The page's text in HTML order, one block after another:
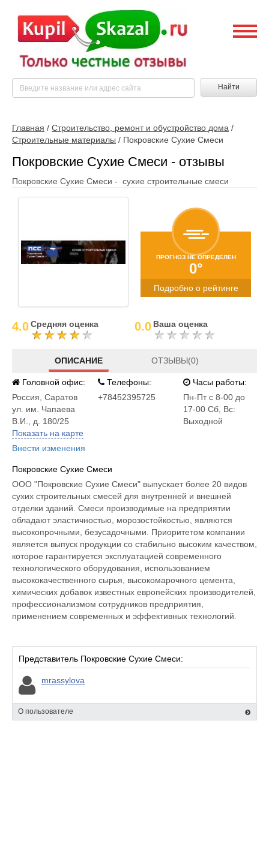
Найти
Главная / Строительство, ремонт и обустройство дома /
Строительные материалы / Покровские Сухие Смеси
Покровские Сухие Смеси - отзывы
Покровские Сухие Смеси - сухие строительные смеси
ПРОГНОЗ НЕ ОПРЕДЕЛЕН
0°
Подробно о рейтинге
4.0Средняя оценка 0.0 Ваша оценка
ОПИСАНИЕ ОТЗЫВЫ(0)
Головной офис:
Россия Саратов
ул. им. Чапаева
В.И., д. 180/25
Показать на карте
Внести изменения
Телефоны:
+78452395725
Часы работы:
Пн-Пт с 8-00 до
17-00 Сб, Вс:
Выходной
Покровские Сухие Смеси
ООО "Покровские Сухие Смеси" выпускает более 20 видов
сухих строительных смесей для внутренней и внешней
отделки зданий. Смеси производимые на предприятии
обладают эластичностью, морозостойкостью, являются
высокопрочными, безусадочными. Приоритетом компании
является выпуск продукции со стабильно высоким качеством,
которое гарантируется эксплуатацией современного
технологического оборудования, использованием
высококачественного сырья, высокомарочного цемента,
химических добавок известных европейских производителей,
профессионализмом сотрудников предприятия,
применением современных и эффективных технологий.
Представитель Покровские Сухие Смеси:
mrassylova
О пользователе